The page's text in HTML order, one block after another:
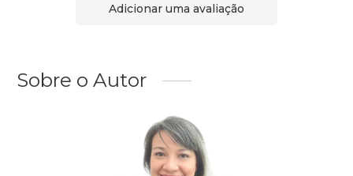
Adicionar uma avaliação
Sobre o Autor